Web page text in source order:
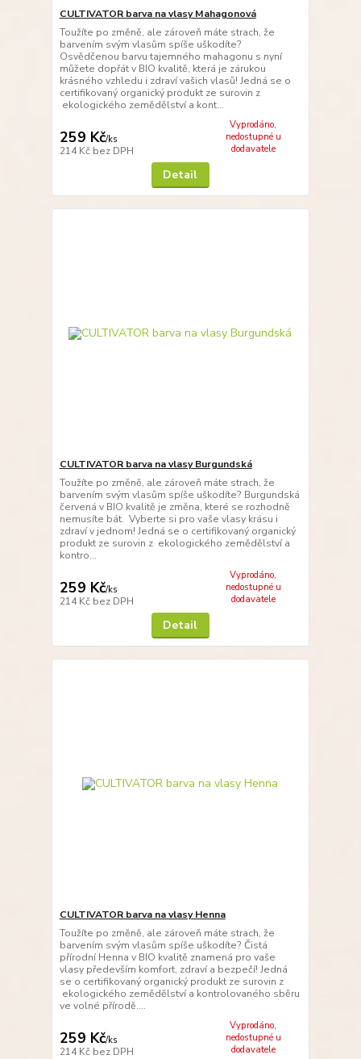
CULTIVATOR barva na vlasy Mahagonová
Toužíte po změně, ale zároveň máte strach, že
barvením svým vlasům spíše uškodíte?
Osvědčenou barvu tajemného mahagonu s nyní
můžete dopřát v BIO kvalitě, která je zárukou
krásného vzhledu i zdraví vašich vlasů! Jedná se o
certifikovaný organický produkt ze surovin z
ekologického zemědělství a kont...
259 Kč/ks
214 Kč bez DPH
Vyprodáno,
nedostupné u
dodavatele
Detail
CULTIVATOR barva na vlasy Burgundská
Toužíte po změně, ale zároveň máte strach, že
barvením svým vlasům spíše uškodíte? Burgundská
červená v BIO kvalitě je změna, které se rozhodně
nemusíte bát. Vyberte si pro vaše vlasy krásu i
zdraví v jednom! Jedná se o certifikovaný organický
produkt ze surovin z ekologického zemědělství a
kontro...
259 Kč/ks
214 Kč bez DPH
Vyprodáno,
nedostupné u
dodavatele
Detail
CULTIVATOR barva na vlasy Henna
Toužíte po změně, ale zároveň máte strach, že
barvením svým vlasům spíše uškodíte? Čistá
přírodní Henna v BIO kvalitě znamená pro vaše
vlasy především komfort, zdraví a bezpečí! Jedná
se o certifikovaný organický produkt ze surovin z
ekologického zemědělství a kontrolovaného sběru
ve volné přírodě....
259 Kč/ks
214 Kč bez DPH
Vyprodáno,
nedostupné u
dodavatele